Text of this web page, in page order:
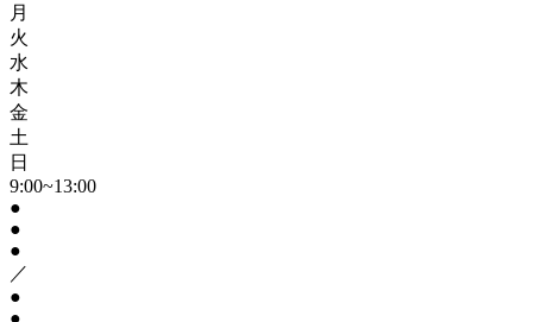
月
火
水
木
金
土
日
9:00~13:00
●
●
●
／
●